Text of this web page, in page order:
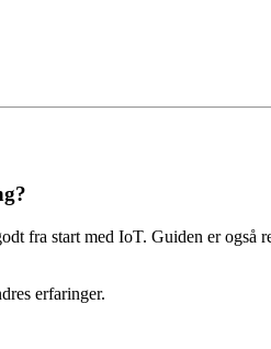
fra start med IoT. Guiden er også
erfaringer.